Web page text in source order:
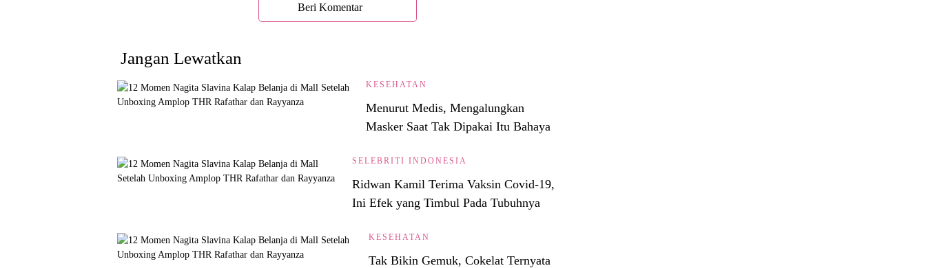
Beri Komentar
Jangan Lewatkan
KESEHATAN
Menurut Medis, Mengalungkan
Masker Saat Tak Dipakai Itu Bahaya
SELEBRITI INDONESIA
Ridwan Kamil Terima Vaksin Covid-19,
Ini Efek yang Timbul Pada Tubuhnya
KESEHATAN
Tak Bikin Gemuk, Cokelat Ternyata